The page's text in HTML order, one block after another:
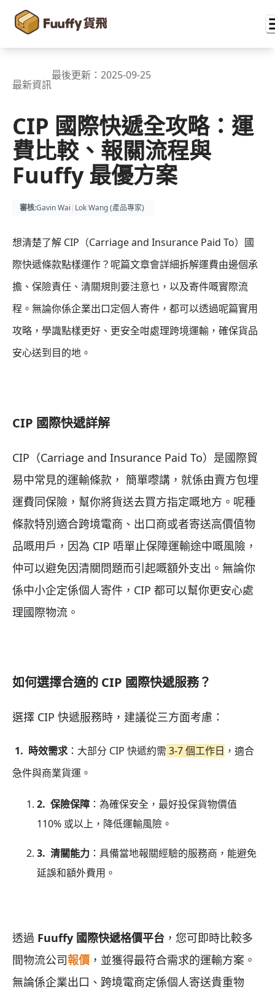
最新資訊
最後更新： 2025-09-25
CIP 國際快遞全攻略：運
費比較、報關流程與
Fuuffy 最優方案
審核:Gavin Wai | Lok Wang (產品專家)
想清楚了解 CIP（Carriage and Insurance Paid To）國
際快遞條款點樣運作？呢篇文章會詳細拆解運費由邊個承
擔、保險責任、清關規則要注意乜，以及寄件嘅實際流
程。無論你係企業出口定個人寄件，都可以透過呢篇實用
攻略，學識點樣更好、更安全咁處理跨境運輸，確保貨品
安心送到目的地。
CIP 國際快遞詳解
CIP（Carriage and Insurance Paid To）是國際貿
易中常見的運輸條款， 簡單嚟講，就係由賣方包埋
運費同保險，幫你將貨送去買方指定嘅地方。呢種
條款特別適合跨境電商、出口商或者寄送高價值物
品嘅用戶，因為 CIP 唔單止保障運輸途中嘅風險，
仲可以避免因清關問題而引起嘅額外支出。無論你
係中小企定係個人寄件，CIP 都可以幫你更安心處
理國際物流。
如何選擇合適的 CIP 國際快遞服務？
選擇 CIP 快遞服務時，建議從三方面考慮：
1. 時效需求：大部分 CIP 快遞約需 3-7 個工作日 ，適合
急件與商業貨運。
2. 保險保障 ：為確保安全，最好投保貨物價值
110% 或以上，降低運輸風險。
3. 清關能力 ：具備當地報關經驗的服務商，能避免
延誤和額外費用。
透過 Fuuffy 國際快遞格價平台 ，您可即時比較多
間物流公司報價 ，並獲得最符合需求的運輸方案。
無論係企業出口、跨境電商定係個人寄送貴重物